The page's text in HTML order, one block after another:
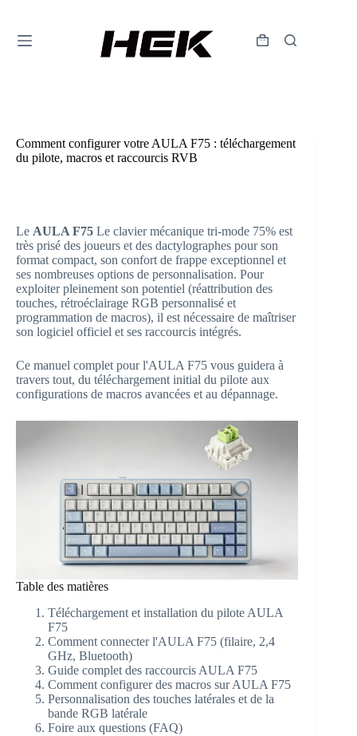
Comment configurer votre AULA F75 : téléchargement
du pilote, macros et raccourcis RVB
Le AULA F75 Le clavier mécanique tri-mode 75% est
très prisé des joueurs et des dactylographes pour son
format compact, son confort de frappe exceptionnel et
ses nombreuses options de personnalisation. Pour
exploiter pleinement son potentiel (réattribution des
touches, rétroéclairage RGB personnalisé et
programmation de macros), il est nécessaire de maîtriser
son logiciel officiel et ses raccourcis intégrés.
Ce manuel complet pour l'AULA F75 vous guidera à
travers tout, du téléchargement initial du pilote aux
configurations de macros avancées et au dépannage.
Table des matières
Téléchargement et installation du pilote AULA
F75
Comment connecter l'AULA F75 (filaire, 2,4
GHz, Bluetooth)
Guide complet des raccourcis AULA F75
Comment configurer des macros sur AULA F75
Personnalisation des touches latérales et de la
bande RGB latérale
Foire aux questions (FAQ)